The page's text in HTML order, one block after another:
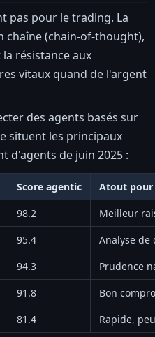
pas pour le trading. La
chaîne (chain-of-thought),
résistance aux
vitaux quand de l'argent
des agents basés sur
situent les principaux
d'agents de juin 2025 :
Score agentic
Atout
98.2
Meilleur
95.4
Analyse de
94.3
Prudence
91.8
Bon
81.4 Rapide,